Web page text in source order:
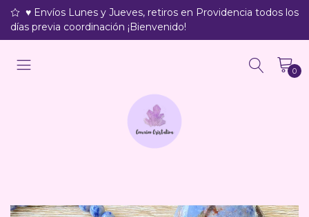
♥ Envíos Lunes y Jueves, retiros en Providencia todos los
días previa coordinación ¡Bienvenido!
0